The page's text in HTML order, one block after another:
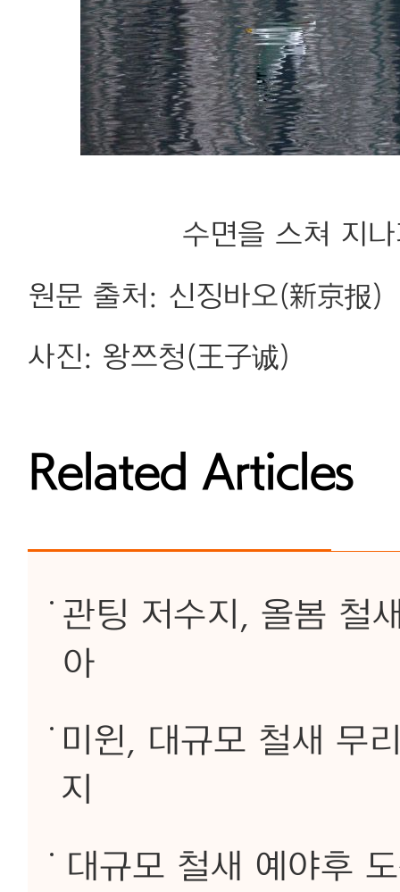
수면을 스쳐 지
원문 출처: 신징바오(新京报)
사진: 왕쯔청(王子诚)
Related Articles
관팅 저수지, 올봄 철
아
미윈, 대규모 철새 무
지
대규모 철새 예야후